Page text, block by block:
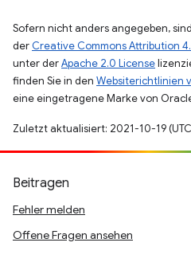
Sofern nicht anders angegeben,
der Creative Commons Attribution
unter derApache 2.0 License
finden Sie in den Websiterichtlinien
eine eingetragene Marke von
Zuletzt aktualisiert: 2021-10-19
Beitragen
Fehler melden
Offene Fragen ansehen